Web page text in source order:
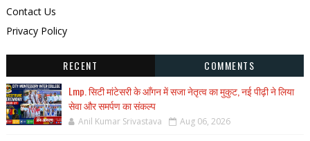
Contact Us
Privacy Policy
RECENT
COMMENTS
Lmp. सिटी मांटेसरी के आँगन में सजा नेतृत्व का मुकुट, नई पीढ़ी ने लिया
सेवा और समर्पण का संकल्प
Anil Kumar Srivastava Aug 06, 2026